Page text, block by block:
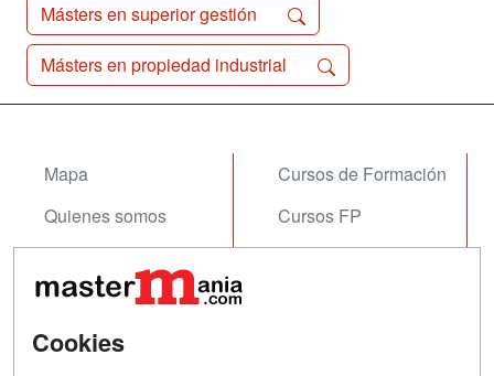
Másters en superior gestión
Másters en propiedad industrial
Mapa
Quienes somos
Acceso Usuarios
Acceso Centros
Cursos de Formación
Cursos FP
Cookies